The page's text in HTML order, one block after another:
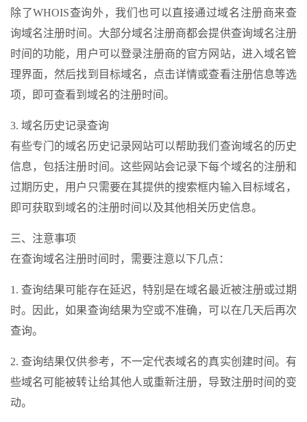
除了WHOIS查询外，我们也可以直接通过域名注册商来查
询域名注册时间。大部分域名注册商都会提供查询域名注册
时间的功能，用户可以登录注册商的官方网站，进入域名管
理界面，然后找到目标域名，点击详情或查看注册信息等选
项，即可查看到域名的注册时间。
3. 域名历史记录查询
有些专门的域名历史记录网站可以帮助我们查询域名的历史
信息，包括注册时间。这些网站会记录下每个域名的注册和
过期历史，用户只需要在其提供的搜索框内输入目标域名，
即可获取到域名的注册时间以及其他相关历史信息。
三、注意事项
在查询域名注册时间时，需要注意以下几点：
1. 查询结果可能存在延迟，特别是在域名最近被注册或过期
时。因此，如果查询结果为空或不准确，可以在几天后再次
查询。
2. 查询结果仅供参考，不一定代表域名的真实创建时间。有
些域名可能被转让给其他人或重新注册，导致注册时间的变
动。